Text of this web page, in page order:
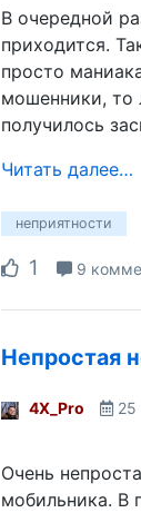
В очередной
приходится.
просто
мошенники, то
получилось
Читать далее…
неприятности
1 9
Непростая
4X_Pro 25
Очень
мобильника. В